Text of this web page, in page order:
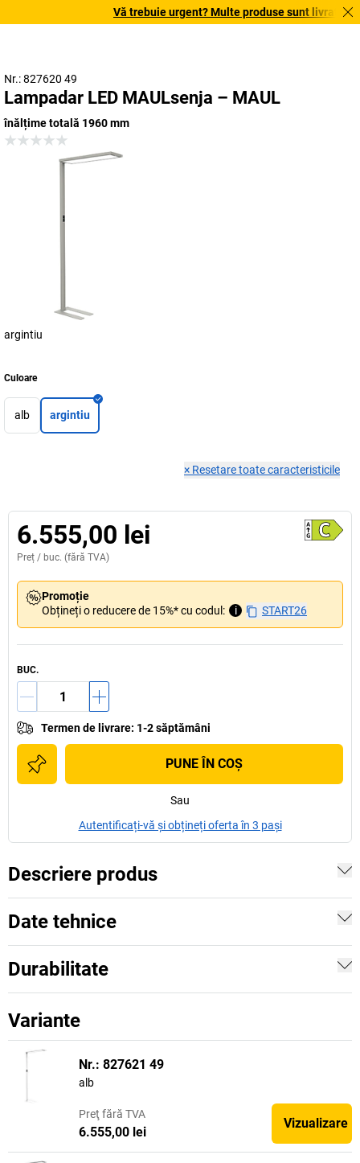
Vă trebuie urgent? Multe produse sunt livrate în
Nr.: 827620 49
Lampadar LED MAULsenja – MAUL
înălțime totală 1960 mm
argintiu
Culoare
alb argintiu
× Resetare toate caracteristicile
6.555,00 lei
Preț / buc. (fără TVA)
Promoție
Obțineți o reducere de 15%* cu codul:
i START26
BUC.
Termen de livrare: 1-2 săptămâni
PUNE ÎN COŞ
Sau
Autentificați-vă și obțineți oferta în 3 pași
Descriere produs
Date tehnice
Durabilitate
Variante
Nr.: 827621 49
alb
Preţ fără TVA
6.555,00 lei
Vizualizare